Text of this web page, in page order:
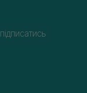
підписатись